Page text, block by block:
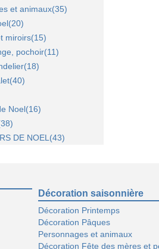
et animaux(35)
miroirs(15)
pochoir(11)
et cotillons(37)
Noel(16)
DE NOEL(43)
Décoration saisonnière
Décoration Printemps
Décoration Pâques
Personnages et animaux
Décoration Fête des mères et